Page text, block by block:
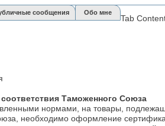
сообщения Обо мне
Tab
Таможенного Союза
нормами, на товары,
необходимо оформление